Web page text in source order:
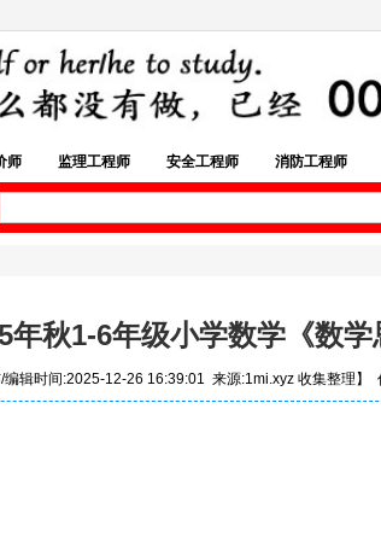
师 监理工程师 安全工程师 消防工程师
年秋1-6年级小学数学《数学
/编辑时间:2025-12-26 16:39:01 来源:1mi.xyz 收集整理】